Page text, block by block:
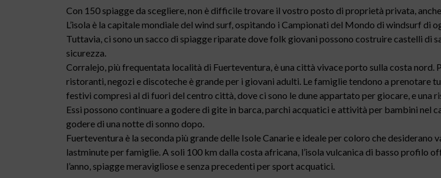
Con 150 spiagge da scegliere, non è difficile trovare il vostro posto di proprietà privata,
L’isola è la capitale mondiale del wind surf, ospitando i Campionati del Mondo di windsurf di
Tuttavia, ci sono un sacco di spiagge riparate dove folk giovani possono costruire castelli di
sicurezza.
Corralejo, più frequentata località di Fuerteventura, è una città vivace porto sulla costa nord.
ristoranti, negozi e discoteche è grande per i giovani adulti. Le famiglie tendono a prenotare
festivi compresi al di fuori del centro città, dove ci sono le dune appartato per giocare, e una
Essi possono continuare a godere di gite in barca, parchi acquatici e attività per bambini nel
godere di una notte di sonno dopo.
Fuerteventura è la seconda più grande delle Isole Canarie e ideale per coloro che desiderano
lastminute per famiglie. A soli 100 km dalla costa africana, l’isola vulcanica di basso profilo
l’anno, spiagge meravigliose e senza precedenti per sport acquatici.